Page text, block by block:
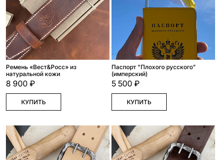
Ремень «Вест&Росс» из
натуральной кожи
8 900 ₽
КУПИТЬ
Паспорт "Плохого русского"
(имперский)
5 500 ₽
КУПИТЬ